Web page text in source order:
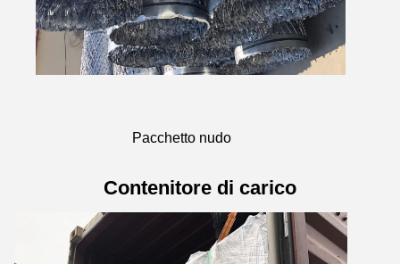
Pacchetto nudo
Contenitore di carico